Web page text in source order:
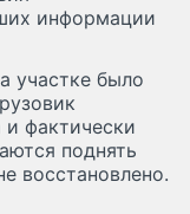
информации
участке было
и фактически
поднять
восстановлено.